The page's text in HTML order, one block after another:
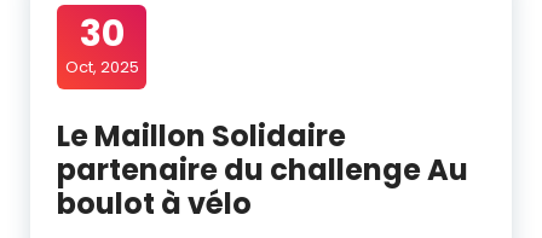
30
Oct, 2025
Le Maillon Solidaire
partenaire du challenge Au
boulot à vélo